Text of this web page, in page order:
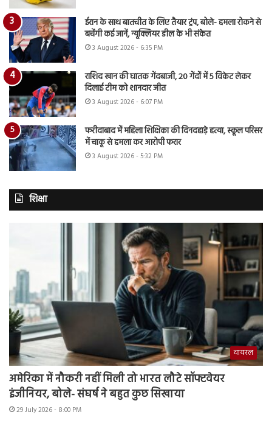
ईरान के साथ बातचीत के लिए तैयार ट्रंप, बोले- हमला रोकने से
बचेंगी कई जानें, न्यूक्लियर डील के भी संकेत
3 August 2026 - 6:35 PM
राशिद खान की घातक गेंदबाजी, 20 गेंदों में 5 विकेट लेकर
दिलाई टीम को शानदार जीत
3 August 2026 - 6:07 PM
फरीदाबाद में महिला शिक्षिका की दिनदहाड़े हत्या, स्कूल परिसर
में चाकू से हमला कर आरोपी फरार
3 August 2026 - 5:32 PM
शिक्षा
वायरल
अमेरिका में नौकरी नहीं मिली तो भारत लौटे सॉफ्टवेयर
इंजीनियर, बोले- संघर्ष ने बहुत कुछ सिखाया
29 July 2026 - 8:00 PM